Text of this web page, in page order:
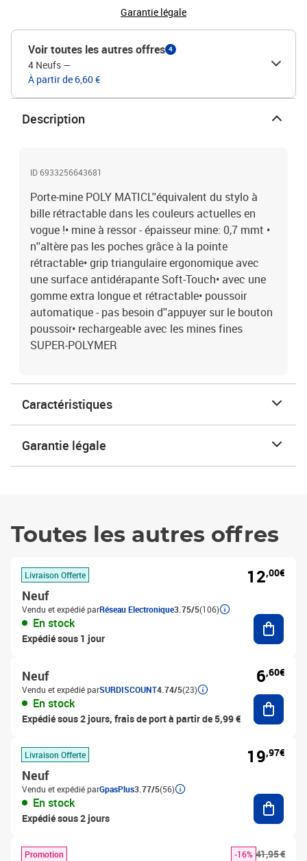
Garantie légale
Voir toutes les autres offres 4
4 Neufs —
À partir de 6,60 €
Description
ID 6933256643681
Porte-mine POLY MATICL''équivalent du stylo à
bille rétractable dans les couleurs actuelles en
vogue !• mine à ressor - épaisseur mine: 0,7 mmt •
n''altère pas les poches grâce à la pointe
rétractable• grip triangulaire ergonomique avec
une surface antidérapante Soft-Touch• avec une
gomme extra longue et rétractable• poussoir
automatique - pas besoin d''appuyer sur le bouton
poussoir• rechargeable avec les mines fines
SUPER-POLYMER
Caractéristiques
Garantie légale
Toutes les autres offres
Livraison Offerte
Neuf
Vendu et expédié parRéseau Electronique3.75/5(106)
En stock
Expédié sous 1 jour
12,00€
Neuf
Vendu et expédié parSURDISCOUNT4.74/5(23)
En stock
Expédié sous 2 jours, frais de port à partir de 5,99 €
6,60€
Livraison Offerte
Neuf
Vendu et expédié parGpasPlus3.77/5(56)
En stock
Expédié sous 2 jours
19,97€
Promotion 41,95 €
-16%